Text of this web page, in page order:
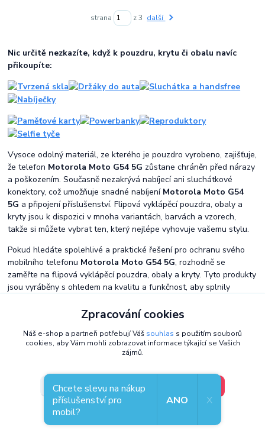
strana z 3 další
Nic určitě nezkazíte, když k pouzdru, krytu či obalu navíc
přikoupíte:
Vysoce odolný materiál, ze kterého je pouzdro vyrobeno, zajišťuje,
že telefon Motorola Moto G54 5G zůstane chráněn před nárazy
a poškozením. Současně nezakrývá nabíjecí ani sluchátkové
konektory, což umožňuje snadné nabíjení Motorola Moto G54
5G a připojení příslušenství. Flipová vyklápěcí pouzdra, obaly a
kryty jsou k dispozici v mnoha variantách, barvách a vzorech,
takže si můžete vybrat ten, který nejlépe vyhovuje vašemu stylu.
Pokud hledáte spolehlivé a praktické řešení pro ochranu svého
mobilního telefonu Motorola Moto G54 5G, rozhodně se
zaměřte na flipová vyklápěcí pouzdra, obaly a kryty. Tyto produkty
jsou vyráběny s ohledem na kvalitu a funkčnost, aby splnily
které vám flipová vyklápěcí pouzdra, obaly a kryty mohou
nabídnout a chraňte svůj mobilní telefon
s těmito kvalitními produkty.
Náš obchod se specializuje na zajímavá pouzdra, obaly i kryty od
jiných, kteří nabízí originální kryty na velké spektrum zařízení.
Vyzkoušejte obal, pouzdro či kryt a budete spokojeni.
Zpracování cookies
Náš e-shop a partneři potřebují Váš souhlas s použitím souborů
cookies, aby Vám mohli zobrazovat informace týkající se Vašich
zájmů.
Nastavení V pořádku, jdu si vybrat
Souhlas můžete odmítnout
Chcete slevu na nákup
příslušenství pro
mobil?
ANO X